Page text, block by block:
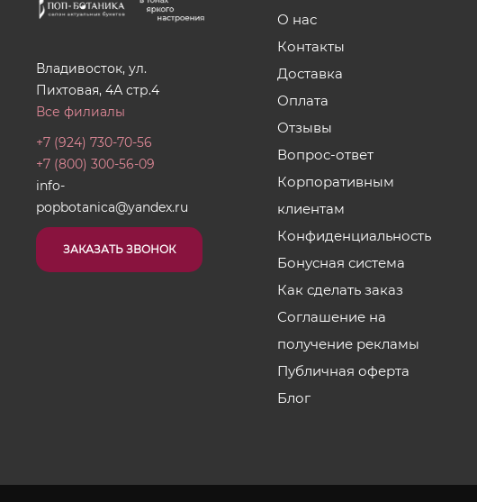
Владивосток, ул.
Пихтовая, 4А стр.4
Все филиалы
+7 (924) 730-70-56
+7 (800) 300-56-09
info-
popbotanica@yandex.ru
ЗАКАЗАТЬ ЗВОНОК
О нас
Контакты
Доставка
Оплата
Отзывы
Вопрос-ответ
Корпоративным
клиентам
Конфиденциальность
Бонусная система
Как сделать заказ
Соглашение на
получение рекламы
Публичная оферта
Блог